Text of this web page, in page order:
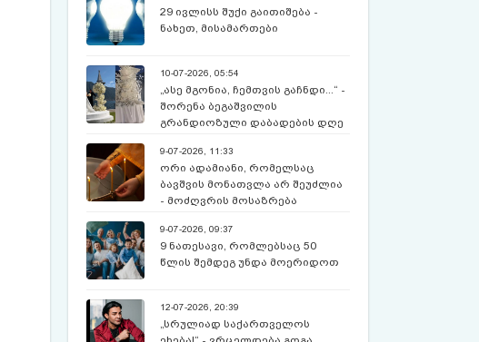
29 ივლისს შუქი გაითიშება -
ნახეთ, მისამართები
10-07-2026, 05:54
„ასე მგონია, ჩემთვის გაჩნდი...“ -
შორენა ბეგაშვილის
გრანდიოზული დაბადების დღე
9-07-2026, 11:33
ორი ადამიანი, რომელსაც
ბავშვის მონათვლა არ შეუძლია
- მოძღვრის მოსაზრება
9-07-2026, 09:37
9 ნათესავი, რომლებსაც 50
წლის შემდეგ უნდა მოერიდოთ
12-07-2026, 20:39
„სრულიად საქართველოს